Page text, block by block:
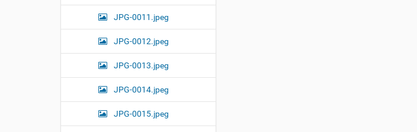
JPG-0011.jpeg
JPG-0012.jpeg
JPG-0013.jpeg
JPG-0014.jpeg
JPG-0015.jpeg